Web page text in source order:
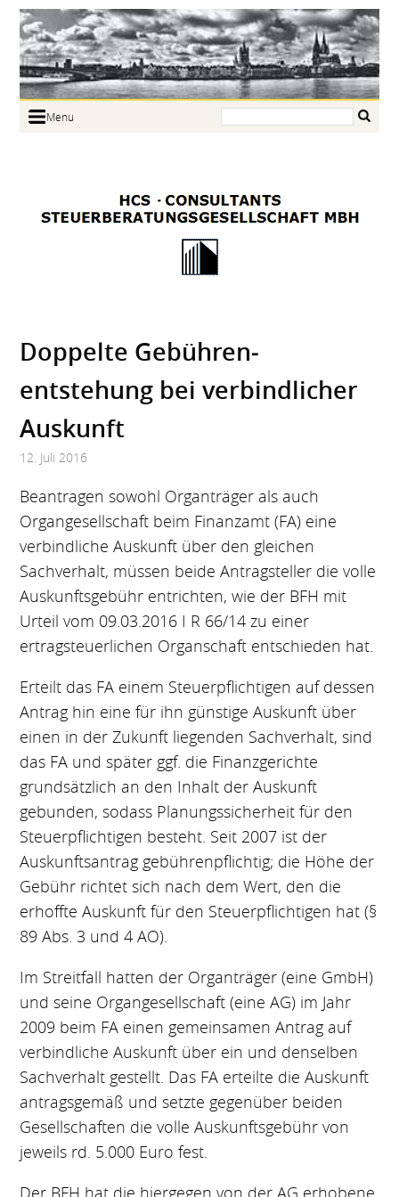
Menu
Links
Doppelte Gebühren­
entstehung bei verbind­licher
Auskunft
12. Juli 2016
Beantragen sowohl Organträger als auch
Organgesellschaft beim Finanzamt (FA) eine
verbindliche Auskunft über den gleichen
Sachverhalt, müssen beide Antragsteller die volle
Auskunftsgebühr entrichten, wie der BFH mit
Urteil vom 09.03.2016 I R 66/14 zu einer
ertragsteuerlichen Organschaft entschieden hat.
Erteilt das FA einem Steuerpflichtigen auf dessen
Antrag hin eine für ihn günstige Auskunft über
einen in der Zukunft liegenden Sachverhalt, sind
das FA und später ggf. die Finanzgerichte
grundsätzlich an den Inhalt der Auskunft
gebunden, sodass Planungssicherheit für den
Steuerpflichtigen besteht. Seit 2007 ist der
Auskunftsantrag gebührenpflichtig; die Höhe der
Gebühr richtet sich nach dem Wert, den die
erhoffte Auskunft für den Steuerpflichtigen hat (§
89 Abs. 3 und 4 AO).
Im Streitfall hatten der Organträger (eine GmbH)
und seine Organgesellschaft (eine AG) im Jahr
2009 beim FA einen gemeinsamen Antrag auf
verbindliche Auskunft über ein und denselben
Sachverhalt gestellt. Das FA erteilte die Auskunft
antragsgemäß und setzte gegenüber beiden
Gesellschaften die volle Auskunftsgebühr von
jeweils rd. 5.000 Euro fest.